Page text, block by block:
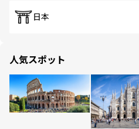
日本
人気スポット